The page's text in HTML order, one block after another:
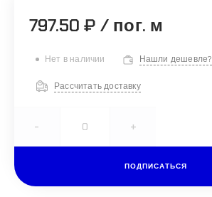
797.50 ₽ / пог. м
Нет в наличии Нашли дешевле?
Рассчитать доставку
- +
ПОДПИСАТЬСЯ